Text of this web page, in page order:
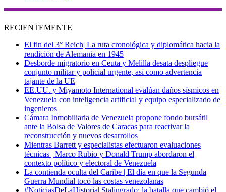
RECIENTEMENTE
El fin del 3° Reich| La ruta cronológica y diplomática hacia la
rendición de Alemania en 1945
Desborde migratorio en Ceuta y Melilla desata despliegue
conjunto militar y policial urgente, así como advertencia
tajante de la UE
EE.UU. y Miyamoto International evalúan daños sísmicos en
Venezuela con inteligencia artificial y equipo especializado de
ingenieros
Cámara Inmobiliaria de Venezuela propone fondo bursátil
ante la Bolsa de Valores de Caracas para reactivar la
reconstrucción y nuevos desarrollos
Mientras Barrett y especialistas efectuaron evaluaciones
técnicas | Marco Rubio y Donald Trump abordaron el
contexto político y electoral de Venezuela
La contienda oculta del Caribe | El día en que la Segunda
Guerra Mundial tocó las costas venezolanas
#NoticiasDeLaHistoria| Stalingrado: la batalla que cambió el